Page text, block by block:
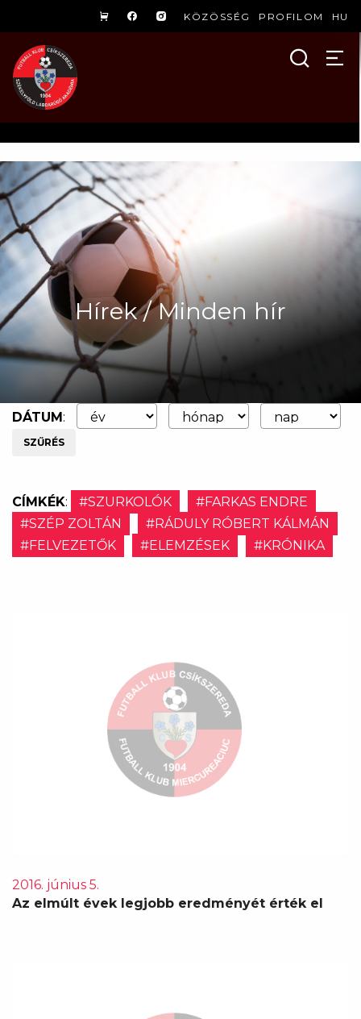
KÖZÖSSÉG PROFILOM HU
Hírek / Minden hír
DÁTUM:
SZŰRÉS
CÍMKÉK: #SZURKOLÓK
#FARKAS ENDRE
#SZÉP ZOLTÁN
#RÁDULY RÓBERT KÁLMÁN
#FELVEZETŐK
#ELEMZÉSEK #KRÓNIKA
2016. június 5.
Az elmúlt évek legjobb eredményét érték el